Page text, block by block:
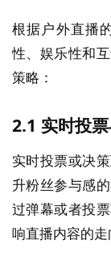
根据户外直播
性、娱乐性和
策略：
2.1 实时投
实时投票或决
升粉丝参与感
过弹幕或者投
响直播内容的走